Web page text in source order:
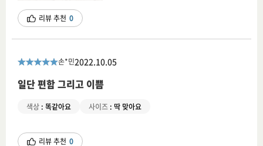
리뷰 추천 0
손*민2022.10.05
일단 편함 그리고 이쁨
색상 : 똑같아요 사이즈 : 딱 맞아요
리뷰 추천 0